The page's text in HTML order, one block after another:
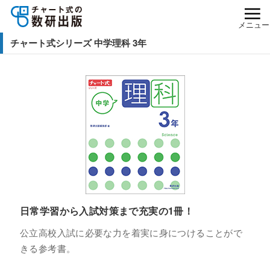
メニュー
チャート式シリーズ 中学理科 3年
日常学習から入試対策まで充実の1冊！
公立高校入試に必要な力を着実に身につけることがで
きる参考書。